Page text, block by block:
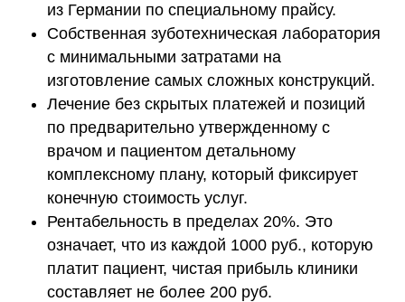
из Германии по специальному прайсу.
Собственная зуботехническая лаборатория
с минимальными затратами на
изготовление самых сложных конструкций.
Лечение без скрытых платежей и позиций
по предварительно утвержденному с
врачом и пациентом детальному
комплексному плану, который фиксирует
конечную стоимость услуг.
Рентабельность в пределах 20%. Это
означает, что из каждой 1000 руб., которую
платит пациент, чистая прибыль клиники
составляет не более 200 руб.